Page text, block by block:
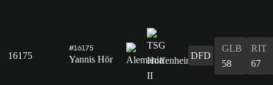
16175
#16175
Yannis Hör DFD
GLB
58
RIT
67